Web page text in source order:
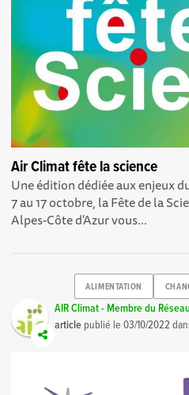
Air Climat fête la science
Une édition dédiée aux enjeux
7 au 17 octobre, la Fête de la
Alpes-Côte d'Azur vous...
ALIMENTATION
AIR Climat - Membre du
article publié le03/10/2022